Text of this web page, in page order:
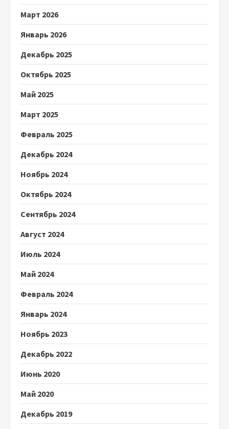
Март 2026
Январь 2026
Декабрь 2025
Октябрь 2025
Май 2025
Март 2025
Февраль 2025
Декабрь 2024
Ноябрь 2024
Октябрь 2024
Сентябрь 2024
Август 2024
Июль 2024
Май 2024
Февраль 2024
Январь 2024
Ноябрь 2023
Декабрь 2022
Июнь 2020
Май 2020
Декабрь 2019